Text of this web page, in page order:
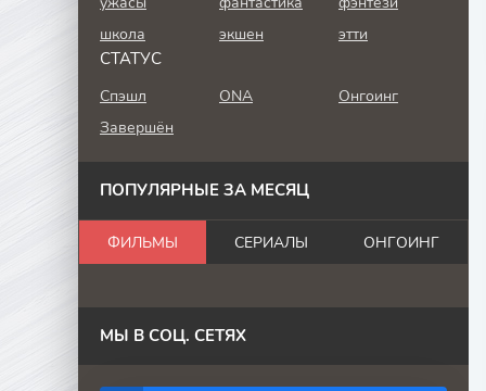
школа
экшен этти
СТАТУС
Спэшл ONA
Онгоинг
Завершён
ПОПУЛЯРНЫЕ ЗА МЕСЯЦ
ФИЛЬМЫ СЕРИАЛЫ ОНГОИНГ
МЫ В СОЦ. СЕТЯХ